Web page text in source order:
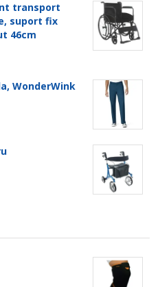
transport
suport fix
46cm
WonderWink